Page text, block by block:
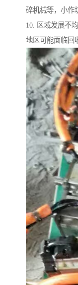
碎机械等，小作
10. 区域发展不
地区可能面临回